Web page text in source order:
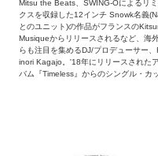
Mitsu the Beats、SWING-Oによるリ
クスを収録した12インチ Snowk名義
とのユニット)の作品がフランスの
Musiqueからリリースされるなど、海
らも注目を集めるDJ/プロデューサー、
inori Kagajo。'18年にリリースされた
バム『Timeless』からのシングル・カ